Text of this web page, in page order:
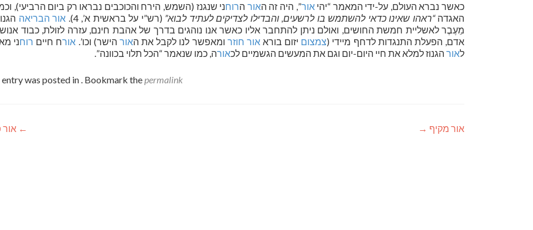
כאשר נברא העולם, על-ידי המאמר “יהיאור”, היה זה האור הרוחני שנגנז (השמש, הירח והכוכבים נבראו רק ביום הרביעי),
האגדה“ראהו שאינו כדאי להשתמש בו לרשעים, והבדילו לצדיקים לעתיד לבוא” (רש”י על בראשית א’, 4). אור הבריאה
מֵעֶבֶר לאשליית חמשת החושים, ואולם ניתן להתחבר אליו כאשר אנו נוהגים בדרך של אהבת חינם, עזרה לזולת, כבוד
אדם, הפעלת התנגדות לדחף מיידי (צמצום יזום בוראאור חוזר ומאפשר לנו לקבל את האור הישר) וכו’. אורח חיים רוחני
לאור הגנוז למלא את חיי היום-יום וגם את המעשים הגשמיים לכאורה, כמו שנאמר “הכל תלוי בכוונה”.
entry was posted in . Bookmark thepermalink
← אור אור מקיף →